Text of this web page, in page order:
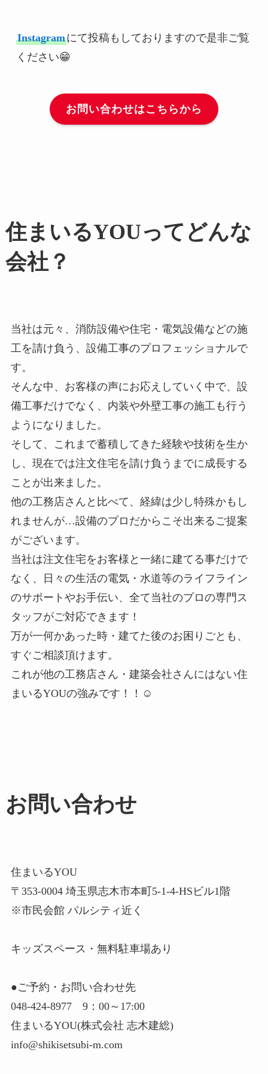
Instagramにて投稿もしておりますので是非ご覧
ください😁
お問い合わせはこちらから
住まいるYOUってどんな
会社？
当社は元々、消防設備や住宅・電気設備などの施
工を請け負う、設備工事のプロフェッショナルで
す。
そんな中、お客様の声にお応えしていく中で、設
備工事だけでなく、内装や外壁工事の施工も行う
ようになりました。
そして、これまで蓄積してきた経験や技術を生か
し、現在では注文住宅を請け負うまでに成長する
ことが出来ました。
他の工務店さんと比べて、経緯は少し特殊かもし
れませんが…設備のプロだからこそ出来るご提案
がございます。
当社は注文住宅をお客様と一緒に建てる事だけで
なく、日々の生活の電気・水道等のライフライン
のサポートやお手伝い、全て当社のプロの専門ス
タッフがご対応できます！
万が一何かあった時・建てた後のお困りごとも、
すぐご相談頂けます。
これが他の工務店さん・建築会社さんにはない住
まいるYOUの強みです！！☺
お問い合わせ
住まいるYOU
〒353-0004 埼玉県志木市本町5-1-4-HSビル1階
※市民会館 パルシティ近く
キッズスペース・無料駐車場あり
●ご予約・お問い合わせ先
048-424-8977 9：00～17:00
住まいるYOU(株式会社 志木建総)
info@shikisetsubi-m.com